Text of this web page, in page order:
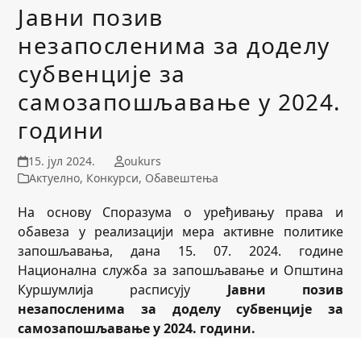
Јавни позив
незапосленима за доделу
субвенције за
самозапошљавање у 2024.
години
15. јул 2024.
oukurs
Актуелно, Конкурси, Обавештења
На основу Споразума о уређивању права и
обавеза у реализацији мера активне политике
запошљавања, дана 15. 07. 2024. године
Национална служба за запошљавање и Општина
Куршумлија расписују Јавни позив
незапосленима за доделу субвенције за
самозапошљавање у 2024. години.